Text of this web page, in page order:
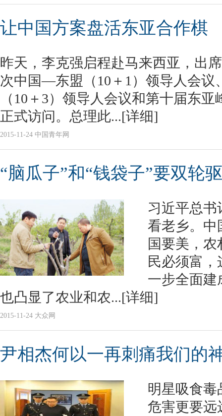
让中国方案盘活东亚合作棋
昨天，李克强启程赴马来西亚，出
次中国—东盟（10＋1）领导人会议
（10＋3）领导人会议和第十届东
正式访问。总理此...[详细]
2015-11-24 中国青年网
“脑瓜子”和“钱袋子”要双轮
习近平总
看老乡。中
国要美，
民必须富
一步全面建
也凸显了农业和农...[详细]
2015-11-24 大众网
尹相杰何以一再刺痛我们的
明星吸食毒
危害更要远